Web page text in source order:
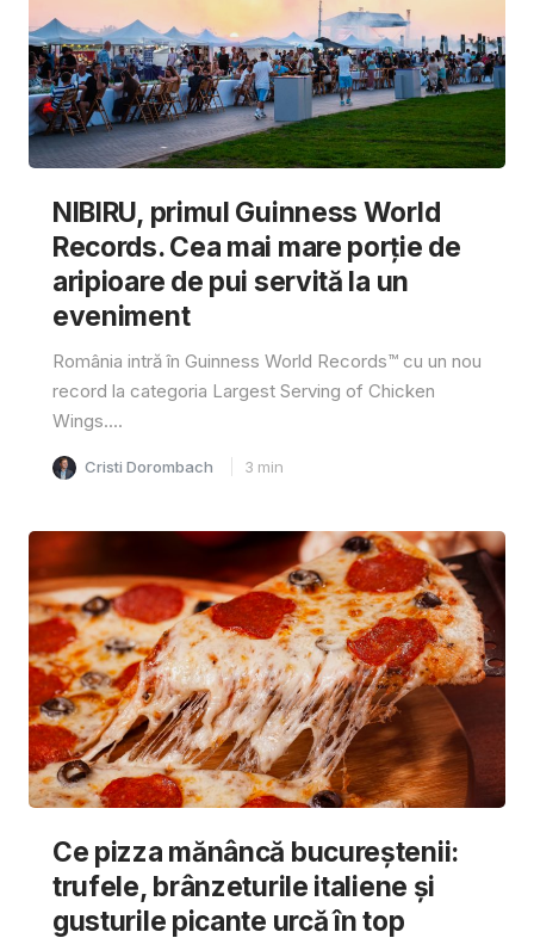
NIBIRU, primul Guinness World
Records. Cea mai mare porție de
aripioare de pui servită la un
eveniment
România intră în Guinness World Records™️ cu un nou
record la categoria Largest Serving of Chicken
Wings....
Cristi Dorombach 3 min
Ce pizza mănâncă bucureștenii:
trufele, brânzeturile italiene și
gusturile picante urcă în top